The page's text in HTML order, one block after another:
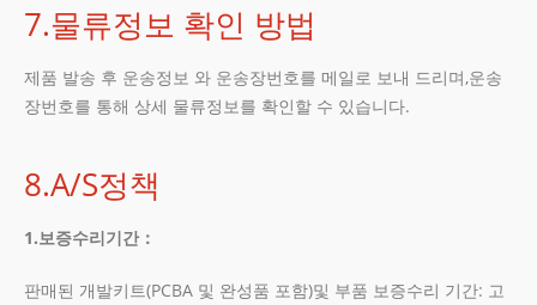
7.물류정보 확인 방법
제품 발송 후 운송정보 와 운송장번호를 메일로 보내 드리며,운송
장번호를 통해 상세 물류정보를 확인할 수 있습니다.
8.A/S정책
1.보증수리기간：
판매된 개발키트(PCBA 및 완성품 포함)및 부품 보증수리 기간: 고